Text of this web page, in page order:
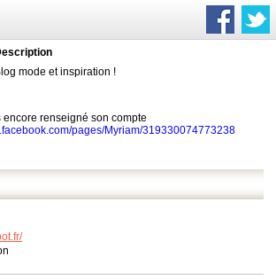
mode et inspiration !
encore renseigné son compte
pages/Myriam/319330074773238